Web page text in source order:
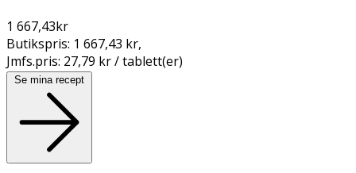
1 667,43kr
Butikspris: 1 667,43 kr,
Jmfs.pris: 27,79 kr / tablett(er)
Se mina recept